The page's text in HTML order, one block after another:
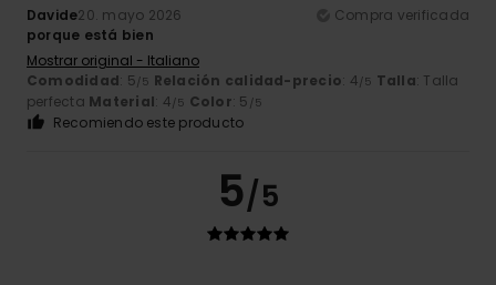
Davide20. mayo 2026
Compra verificada
porque está bien
Mostrar original - Italiano
Comodidad: 5/5 Relación calidad-precio: 4/5 Talla: Talla
perfecta Material: 4/5 Color: 5 /5
Recomiendo este producto
5/5